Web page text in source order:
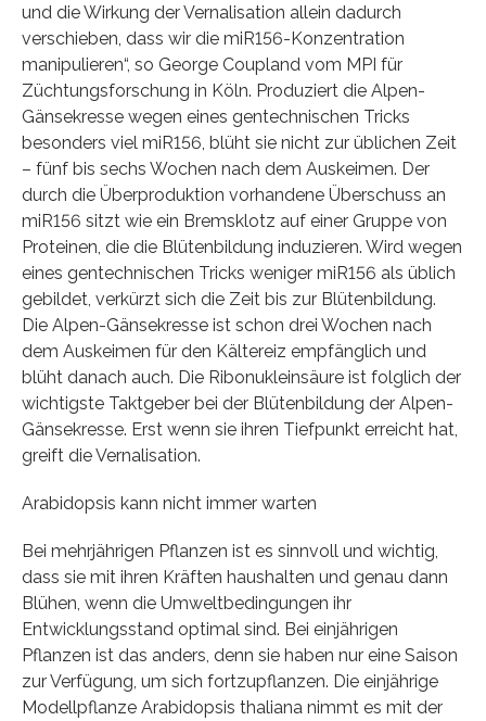
und die Wirkung der Vernalisation allein dadurch
verschieben, dass wir die miR156-Konzentration
manipulieren“, so George Coupland vom MPI für
Züchtungsforschung in Köln. Produziert die Alpen-
Gänsekresse wegen eines gentechnischen Tricks
besonders viel miR156, blüht sie nicht zur üblichen Zeit
– fünf bis sechs Wochen nach dem Auskeimen. Der
durch die Überproduktion vorhandene Überschuss an
miR156 sitzt wie ein Bremsklotz auf einer Gruppe von
Proteinen, die die Blütenbildung induzieren. Wird wegen
eines gentechnischen Tricks weniger miR156 als üblich
gebildet, verkürzt sich die Zeit bis zur Blütenbildung.
Die Alpen-Gänsekresse ist schon drei Wochen nach
dem Auskeimen für den Kältereiz empfänglich und
blüht danach auch. Die Ribonukleinsäure ist folglich der
wichtigste Taktgeber bei der Blütenbildung der Alpen-
Gänsekresse. Erst wenn sie ihren Tiefpunkt erreicht hat,
greift die Vernalisation.
Arabidopsis kann nicht immer warten
Bei mehrjährigen Pflanzen ist es sinnvoll und wichtig,
dass sie mit ihren Kräften haushalten und genau dann
Blühen, wenn die Umweltbedingungen ihr
Entwicklungsstand optimal sind. Bei einjährigen
Pflanzen ist das anders, denn sie haben nur eine Saison
zur Verfügung, um sich fortzupflanzen. Die einjährige
Modellpflanze Arabidopsis thaliana nimmt es mit der